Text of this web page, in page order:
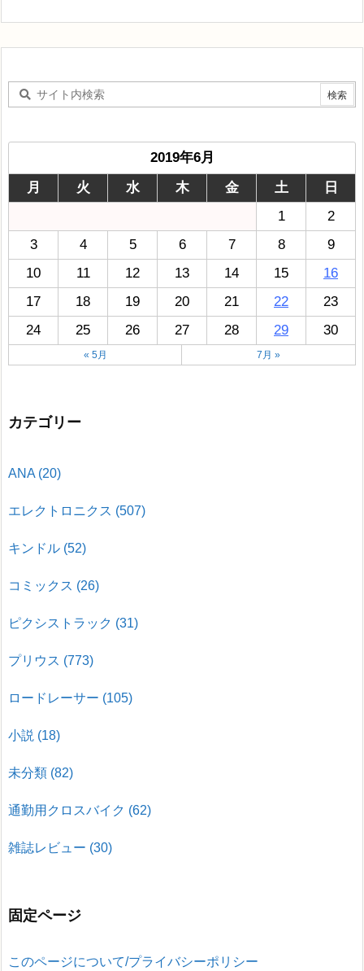
2019年6月
月
火 水 木 金 土
日
1
2
3
4 5 6 7 8
9
10
11 12 13 14 15
16
17
18 19 20 21 22
23
24
25 26 27 28 29 30
« 5月 7月 »
カテゴリー
ANA (20)
エレクトロニクス (507)
キンドル (52)
コミックス (26)
ピクシストラック (31)
プリウス (773)
ロードレーサー (105)
小説 (18)
未分類 (82)
通勤用クロスバイク (62)
雑誌レビュー (30)
固定ページ
このページについて/プライバシーポリシー